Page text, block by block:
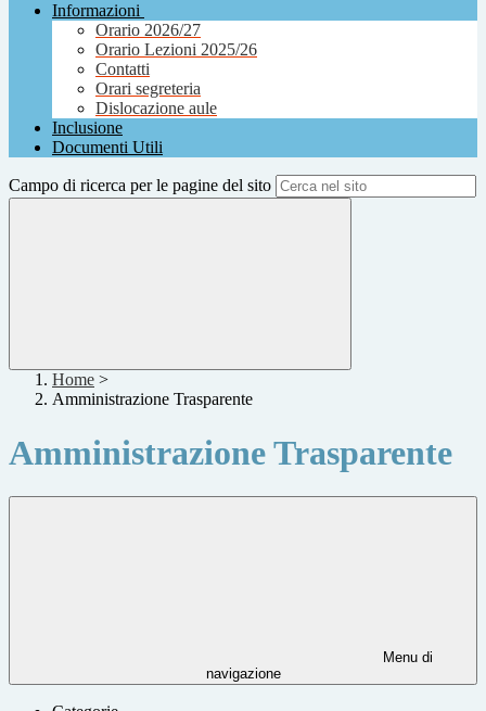
Informazioni
Orario 2026/27
Orario Lezioni 2025/26
Contatti
Orari segreteria
Dislocazione aule
Inclusione
Documenti Utili
Campo di ricerca per le pagine del sito
Home >
Amministrazione Trasparente
Amministrazione Trasparente
Menu di
navigazione